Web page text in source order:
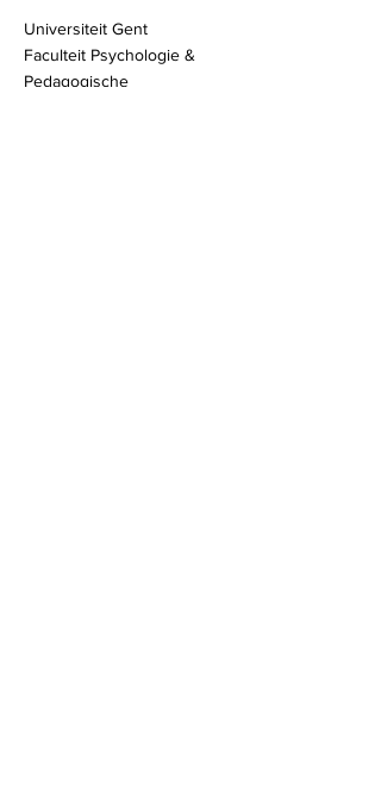
Universiteit Gent
Faculteit Psychologie &
Pedagogische